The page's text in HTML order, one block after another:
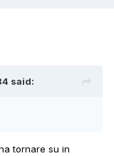
said:
tornare su in